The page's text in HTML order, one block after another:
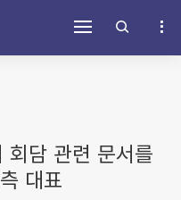
회담 관련 문서를
대표